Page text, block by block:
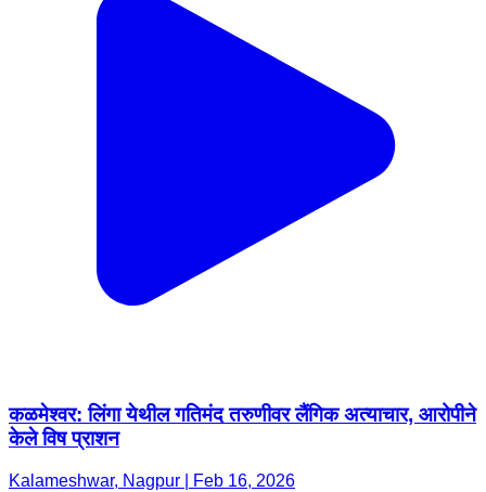
कळमेश्वर: लिंगा येथील गतिमंद तरुणीवर लैंगिक अत्याचार, आरोपीने
केले विष प्राशन
Kalameshwar, Nagpur | Feb 16, 2026